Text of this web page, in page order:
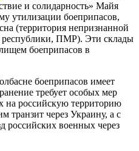
и солидарность» Майя
утилизации боеприпасов,
(территория непризнанной
республики, ПМР). Эти склады
боеприпасов в
боеприпасов имеет
требует особых мер
на российскую территорию
транзит через Украину, а с
российских военных через